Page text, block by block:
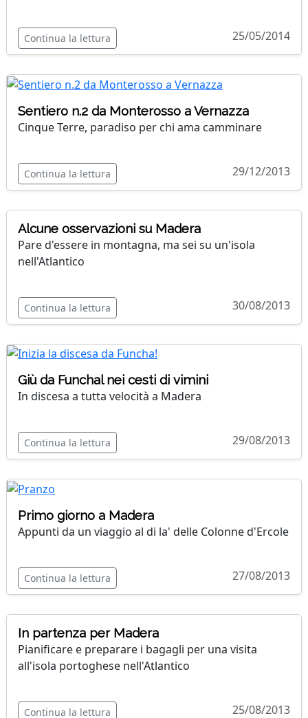
Continua la lettura 25/05/2014
Sentiero n.2 da Monterosso a Vernazza
Cinque Terre, paradiso per chi ama camminare
Continua la lettura 29/12/2013
Alcune osservazioni su Madera
Pare d'essere in montagna, ma sei su un'isola
nell'Atlantico
Continua la lettura 30/08/2013
Giù da Funchal nei cesti di vimini
In discesa a tutta velocità a Madera
Continua la lettura 29/08/2013
Primo giorno a Madera
Appunti da un viaggio al di la' delle Colonne d'Ercole
Continua la lettura 27/08/2013
In partenza per Madera
Pianificare e preparare i bagagli per una visita
all'isola portoghese nell'Atlantico
Continua la lettura 25/08/2013